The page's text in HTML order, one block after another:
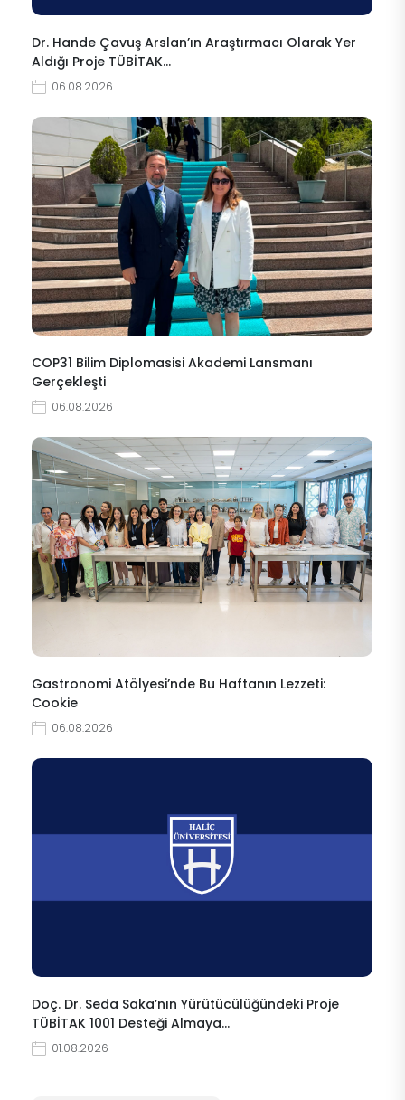
Dr. Hande Çavuş Arslan’ın Araştırmacı Olarak Yer
Aldığı Proje TÜBİTAK…
06.08.2026
COP31 Bilim Diplomasisi Akademi Lansmanı
Gerçekleşti
06.08.2026
Gastronomi Atölyesi’nde Bu Haftanın Lezzeti:
Cookie
06.08.2026
Doç. Dr. Seda Saka’nın Yürütücülüğündeki Proje
TÜBİTAK 1001 Desteği Almaya…
01.08.2026